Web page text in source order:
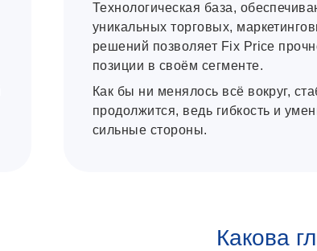
Технологическая база,
уникальных торговых,
решений позволяет Fix Price
позиции в своём сегменте.
Как бы ни менялось всё вокруг,
продолжится, ведь гибкость и
сильные стороны.
Какова